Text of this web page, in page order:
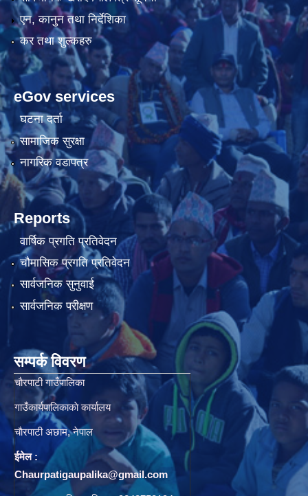
एन, कानुन तथा निर्देशिका
कर तथा शुल्कहरु
eGov services
घटना दर्ता
सामाजिक सुरक्षा
नागरिक वडापत्र
Reports
वार्षिक प्रगति प्रतिवेदन
चौमासिक प्रगति प्रतिवेदन
सार्वजनिक सुनुवाई
सार्वजनिक परीक्षण
सम्पर्क विवरण
चाैरपाटी गाउँपालिका
गाउँकार्यपालिकाकाे कार्यालय
चाैरपाटी अछाम, नेपाल
ईमेल :
Chaurpatigaupalika@gmail.com